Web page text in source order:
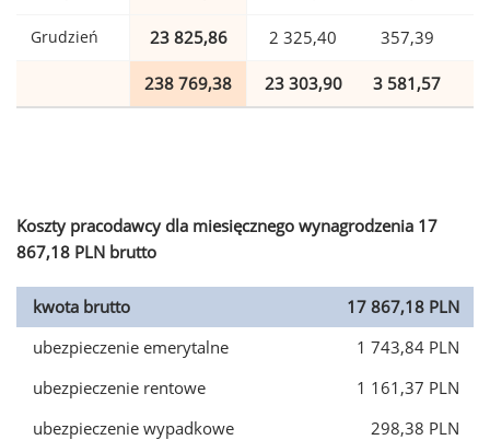
Grudzień 23 825,86 2 325,40 357,39
238 769,38 23 303,90 3 581,57
Koszty pracodawcy dla miesięcznego wynagrodzenia 17
867,18 PLN brutto
kwota brutto
17 867,18 PLN
ubezpieczenie emerytalne
1 743,84 PLN
ubezpieczenie rentowe
1 161,37 PLN
ubezpieczenie wypadkowe
298,38 PLN